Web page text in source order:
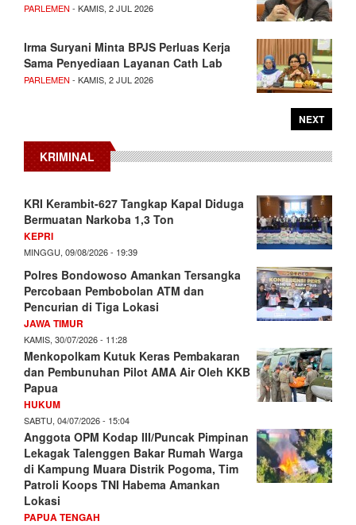
PARLEMEN - KAMIS, 2 JUL 2026
Irma Suryani Minta BPJS Perluas Kerja
Sama Penyediaan Layanan Cath Lab
PARLEMEN - KAMIS, 2 JUL 2026
NEXT
KRIMINAL
KRI Kerambit-627 Tangkap Kapal Diduga
Bermuatan Narkoba 1,3 Ton
KEPRI
MINGGU, 09/08/2026 - 19:39
Polres Bondowoso Amankan Tersangka
Percobaan Pembobolan ATM dan
Pencurian di Tiga Lokasi
JAWA TIMUR
KAMIS, 30/07/2026 - 11:28
Menkopolkam Kutuk Keras Pembakaran
dan Pembunuhan Pilot AMA Air Oleh KKB
Papua
HUKUM
SABTU, 04/07/2026 - 15:04
Anggota OPM Kodap III/Puncak Pimpinan
Lekagak Talenggen Bakar Rumah Warga
di Kampung Muara Distrik Pogoma, Tim
Patroli Koops TNI Habema Amankan
Lokasi
PAPUA TENGAH